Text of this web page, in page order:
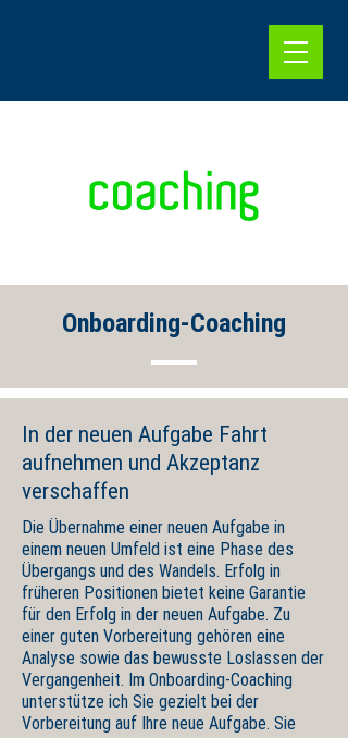
Onboarding-Coaching
In der neuen Aufgabe Fahrt
aufnehmen und Akzeptanz
verschaffen
Die Übernahme einer neuen Aufgabe in
einem neuen Umfeld ist eine Phase des
Übergangs und des Wandels. Erfolg in
früheren Positionen bietet keine Garantie
für den Erfolg in der neuen Aufgabe. Zu
einer guten Vorbereitung gehören eine
Analyse sowie das bewusste Loslassen der
Vergangenheit. Im Onboarding-Coaching
unterstütze ich Sie gezielt bei der
Vorbereitung auf Ihre neue Aufgabe. Sie